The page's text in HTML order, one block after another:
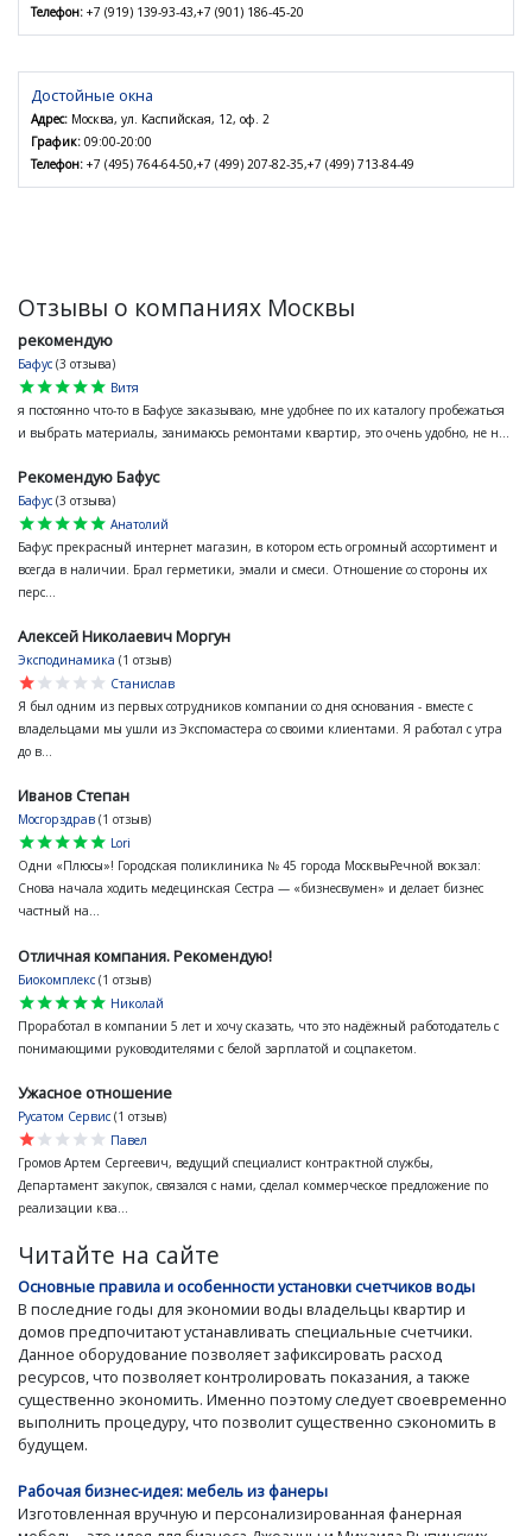
Телефон: +7 (919) 139-93-43,+7 (901) 186-45-20
Достойные окна
Адрес: Москва, ул. Каспийская, 12, оф. 2
График: 09:00-20:00
Телефон: +7 (495) 764-64-50,+7 (499) 207-82-35,+7 (499) 713-84-49
Отзывы о компаниях Москвы
рекомендую
Бафус (3 отзыва)
star
star
star
star
star
Витя
я постоянно что-то в Бафусе заказываю, мне удобнее по их каталогу пробежаться
и выбрать материалы, занимаюсь ремонтами квартир, это очень удобно, не н...
Рекомендую Бафус
Бафус (3 отзыва)
star
star
star
star
star
Анатолий
Бафус прекрасный интернет магазин, в котором есть огромный ассортимент и
всегда в наличии. Брал герметики, эмали и смеси. Отношение со стороны их
перс...
Алексей Николаевич Моргун
Эксподинамика (1 отзыв)
star
star
star
star
star
Станислав
Я был одним из первых сотрудников компании со дня основания - вместе с
владельцами мы ушли из Экспомастера со своими клиентами. Я работал с утра
до в...
Иванов Степан
Мосгорздрав (1 отзыв)
star
star
star
star
star
Lori
Одни «Плюсы»! Городская поликлиника № 45 города МосквыРечной вокзал:
Снова начала ходить медецинская Сестра — «бизнесвумен» и делает бизнес
частный на...
Отличная компания. Рекомендую!
Биокомплекс (1 отзыв)
star
star
star
star
star
Николай
Проработал в компании 5 лет и хочу сказать, что это надёжный работодатель с
понимающими руководителями с белой зарплатой и соцпакетом.
Ужасное отношение
Русатом Сервис (1 отзыв)
star
star
star
star
star
Павел
Громов Артем Сергеевич, ведущий специалист контрактной службы,
Департамент закупок, связался с нами, сделал коммерческое предложение по
реализации ква...
Читайте на сайте
Основные правила и особенности установки счетчиков воды
В последние годы для экономии воды владельцы квартир и
домов предпочитают устанавливать специальные счетчики.
Данное оборудование позволяет зафиксировать расход
ресурсов, что позволяет контролировать показания, а также
существенно экономить. Именно поэтому следует своевременно
выполнить процедуру, что позволит существенно сэкономить в
будущем.
Рабочая бизнес-идея: мебель из фанеры
Изготовленная вручную и персонализированная фанерная